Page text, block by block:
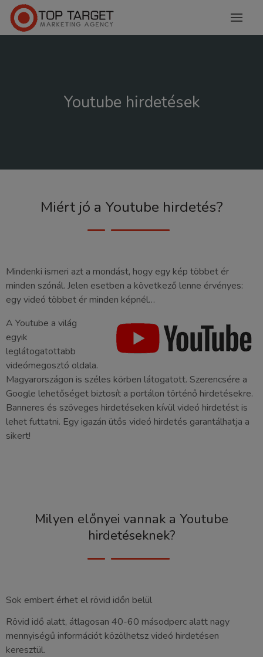
Youtube hirdetések
Miért jó a Youtube hirdetés?
Mindenki ismeri azt a mondást, hogy egy kép többet ér
minden szónál. Jelen esetben a következő lenne érvényes:
egy videó többet ér minden képnél…
A Youtube a világ
egyik
leglátogatottabb
videómegosztó oldala.
Magyarországon is széles körben látogatott. Szerencsére a
Google lehetőséget biztosít a portálon történő hirdetésekre.
Banneres és szöveges hirdetéseken kívül videó hirdetést is
lehet futtatni. Egy igazán ütős videó hirdetés garantálhatja a
sikert!
Milyen előnyei vannak a Youtube
hirdetéseknek?
Sok embert érhet el rövid időn belül
Rövid idő alatt, átlagosan 40-60 másodperc alatt nagy
mennyiségű információt közölhetsz videó hirdetésen
keresztül.